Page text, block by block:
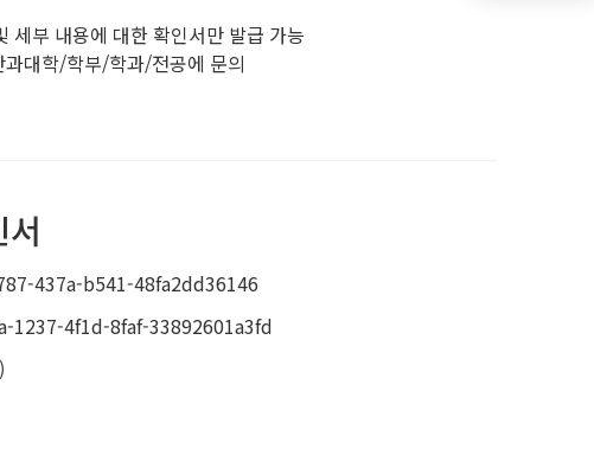
세부 내용에 대한 확인서만 발급 가능
대학/학부/학과/전공에 문의
437a-b541-48fa2dd36146
1237-4f1d-8faf-33892601a3fd